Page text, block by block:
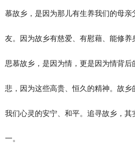
慕故乡，是因为那儿有生养我们的母
友。因为故乡有慈爱、有慰藉、能修养
思慕故乡，是因为情，更是因为情背
悲，因为这些高贵、恒久的精神。故乡
我们心灵的安宁、和平。追寻故乡，其
一。